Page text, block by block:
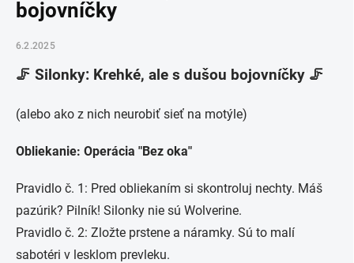
bojovníčky
6.2.2025
🦵 Silonky: Krehké, ale s dušou bojovníčky 🦵
(alebo ako z nich neurobiť sieť na motýle)
Obliekanie: Operácia "Bez oka"
Pravidlo č. 1: Pred obliekaním si skontroluj nechty. Máš
pazúrik? Pilník! Silonky nie sú Wolverine.
Pravidlo č. 2: Zložte prstene a náramky. Sú to malí
sabotéri v lesklom prevleku.